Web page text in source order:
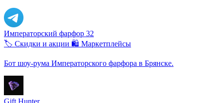
Императорский фарфор 32
🏷️ Скидки и акции 🛍️ Маркетплейсы
Бот шоу-рума Императорского фарфора в Брянске.
Gift Hunter